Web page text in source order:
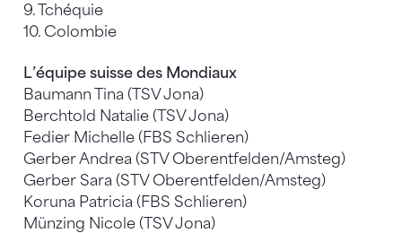
9. Tchéquie
10. Colombie
L’équipe suisse des Mondiaux
Baumann Tina (TSV Jona)
Berchtold Natalie (TSV Jona)
Fedier Michelle (FBS Schlieren)
Gerber Andrea (STV Oberentfelden/Amsteg)
Gerber Sara (STV Oberentfelden/Amsteg)
Koruna Patricia (FBS Schlieren)
Münzing Nicole (TSV Jona)